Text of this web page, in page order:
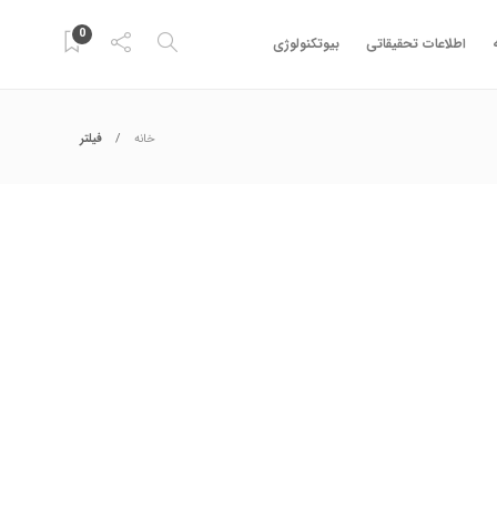
اطلاعات تحقیقاتی بیوتکنولوژی 0
خانه فیلتر